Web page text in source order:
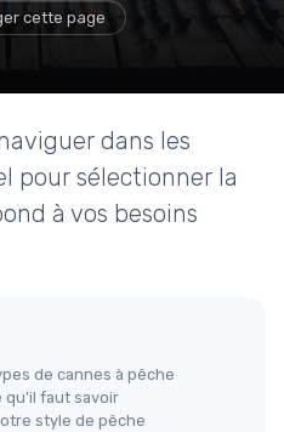
cette page
dans les
pour sélectionner la
à vos besoins
de cannes à pêche
qu'il faut savoir
style de pêche